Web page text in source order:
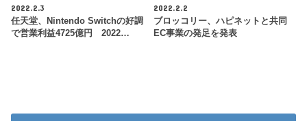
2022.2.3
任天堂、Nintendo Switchの好調
で営業利益4725億円 2022…
2022.2.2
ブロッコリー、ハピネットと共同
EC事業の発足を発表